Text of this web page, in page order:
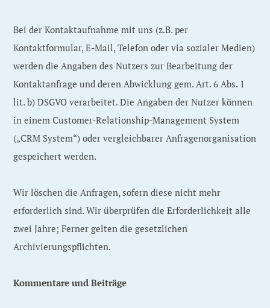
Bei der Kontaktaufnahme mit uns (z.B. per
Kontaktformular, E-Mail, Telefon oder via sozialer Medien)
werden die Angaben des Nutzers zur Bearbeitung der
Kontaktanfrage und deren Abwicklung gem. Art. 6 Abs. 1
lit. b) DSGVO verarbeitet. Die Angaben der Nutzer können
in einem Customer-Relationship-Management System
(„CRM System“) oder vergleichbarer Anfragenorganisation
gespeichert werden.
Wir löschen die Anfragen, sofern diese nicht mehr
erforderlich sind. Wir überprüfen die Erforderlichkeit alle
zwei Jahre; Ferner gelten die gesetzlichen
Archivierungspflichten.
Kommentare und Beiträge